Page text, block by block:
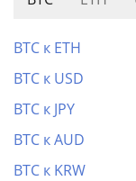
BTC к ETH
BTC к USD
BTC к JPY
BTC к AUD
BTC к KRW